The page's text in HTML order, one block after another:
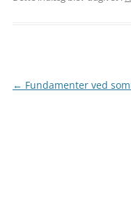
Indlægsnavigation
← Fundamenter ved